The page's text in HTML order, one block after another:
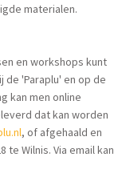
materialen.
en workshops kunt
de 'Paraplu' en op de
kan men online
dat kan worden
, of afgehaald en
te Wilnis. Via email kan